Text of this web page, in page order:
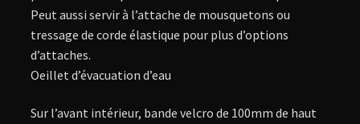
Peut aussi servir à l’attache de mousquetons ou
tressage de corde élastique pour plus d’options
d’attaches.
Oeillet d’évacuation d’eau
Sur l’avant intérieur, bande velcro de 100mm de haut